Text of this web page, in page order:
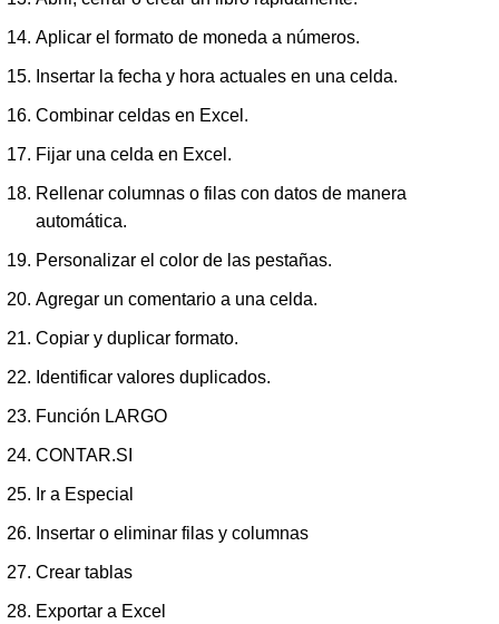
Aplicar el formato de moneda a números.
Insertar la fecha y hora actuales en una celda.
Combinar celdas en Excel.
Fijar una celda en Excel.
Rellenar columnas o filas con datos de manera
automática.
Personalizar el color de las pestañas.
Agregar un comentario a una celda.
Copiar y duplicar formato.
Identificar valores duplicados.
Función LARGO
CONTAR.SI
Ir a Especial
Insertar o eliminar filas y columnas
Crear tablas
Exportar a Excel